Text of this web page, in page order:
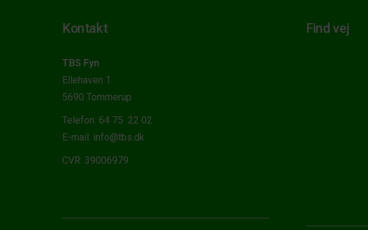
Kontakt
TBS Fyn
Ellehaven 1
5690 Tommerup
Telefon: 64 75 22 02
E-mail: info@tbs.dk
CVR: 39006979
Find vej